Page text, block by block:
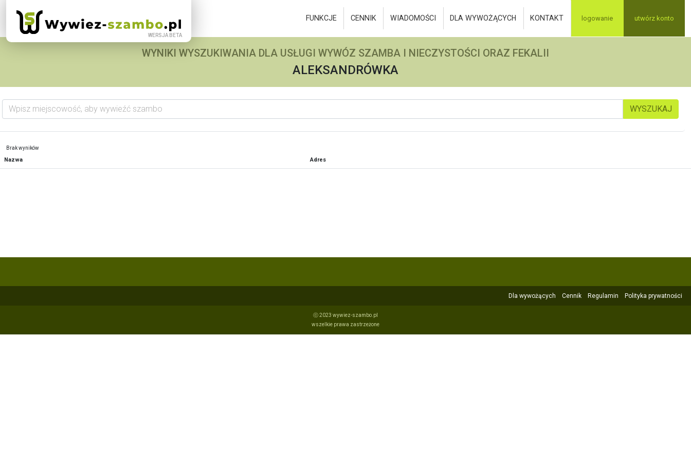
FUNKCJE CENNIK WIADOMOŚCI DLA WYWOŻĄCYCH KONTAKT logowanie utwórz konto
WYNIKI WYSZUKIWANIA DLA USŁUGI WYWÓZ SZAMBA I NIECZYSTOŚCI ORAZ FEKALII
ALEKSANDRÓWKA
Wpisz miejscowość, aby wywieźć szambo
WYSZUKAJ
Brak wyników
Nazwa Adres
Dla wywożących Cennik Regulamin Polityka prywatności
ⓒ 2023 wywiez-szambo.pl
wszelkie prawa zastrzeżone